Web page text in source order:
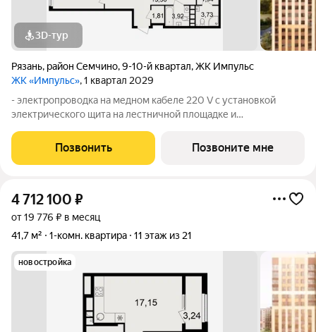
3D-тур
Рязань, район Семчино,9-10-й квартал,ЖК Импульс
ЖК «Импульс», 1 квартал 2029
- электропроводка на медном кабеле 220 V с установкой
электрического щита на лестничной площадке и
стен, кроме стен лоджий, откосов дверных и оконных
проемов, ниш прохождения стояков
Позвонить Позвоните мне
4 712 100 ₽
от 19 776 ₽ в месяц
41,7 м²
1-комн. квартира 11 этаж из 21
новостройка